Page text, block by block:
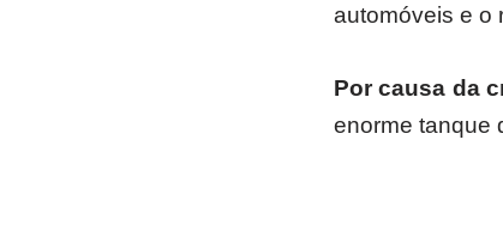
automóveis e o
Por causa da
enorme tanque